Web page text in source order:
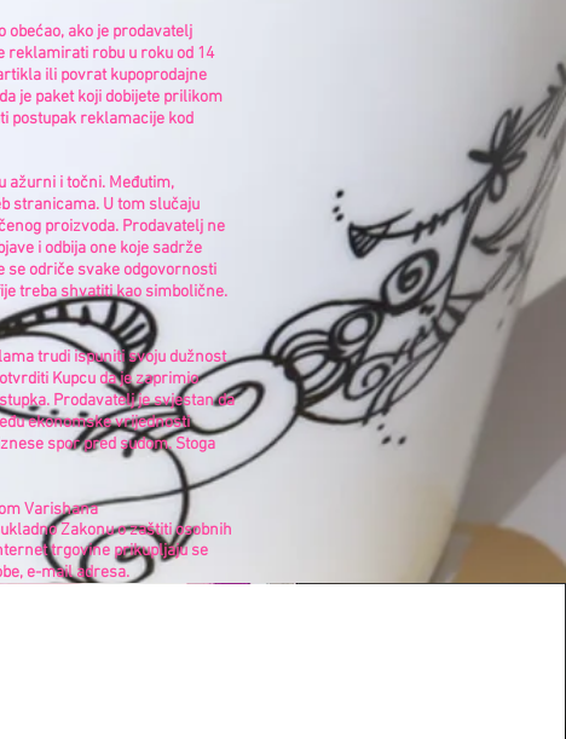
ako je prodavatelj
reklamirati robu u roku od 14
ili povrat kupoprodajne
je paket koji dobijete prilikom
postupak reklamacije kod
ažurni i točni. Međutim,
stranicama. U tom slučaju
proizvoda. Prodavatelj ne
i odbija one koje sadrže
se odriče svake odgovornosti
treba shvatiti kao simbolične.
trudi ispuniti svoju dužnost
Kupcu da je zaprimio
Prodavatelj je svjestan da
ekonomske vrijednosti
spor pred sudom. Stoga
Varishana
Zakonu o zaštiti osobnih
trgovine prikupljaju se
e-mail adresa.